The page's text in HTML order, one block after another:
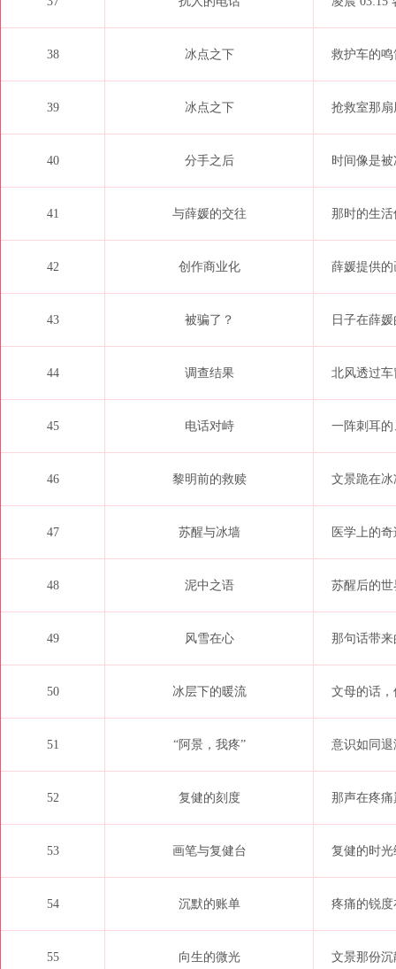
38 冰点之下 救护车的
39 冰点之下 抢救室那
40 分手之后 时间像是
41 与薛媛的交往 那时的生
42 创作商业化 薛媛提供
43 被骗了？ 日子在薛
44 调查结果 北风透过
45 电话对峙 一阵刺耳的
46 黎明前的救赎 文景跪在
47 苏醒与冰墙 医学上的
48 泥中之语 苏醒后的
49 风雪在心 那句话带
50 冰层下的暖流 文母的话
51 “阿景，我疼” 意识如同
52 复健的刻度 那声在疼痛
53 画笔与复健台 复健的时
54 沉默的账单 疼痛的锐
55 向生的微光 文景那份沉